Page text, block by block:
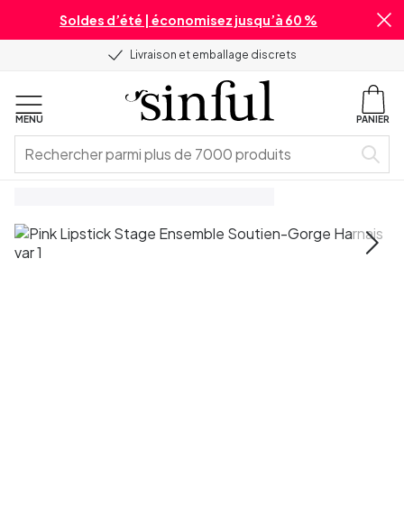
Soldes d’été | économisez jusqu’à 60 %
Livraison et emballage discrets
MENU PANIER